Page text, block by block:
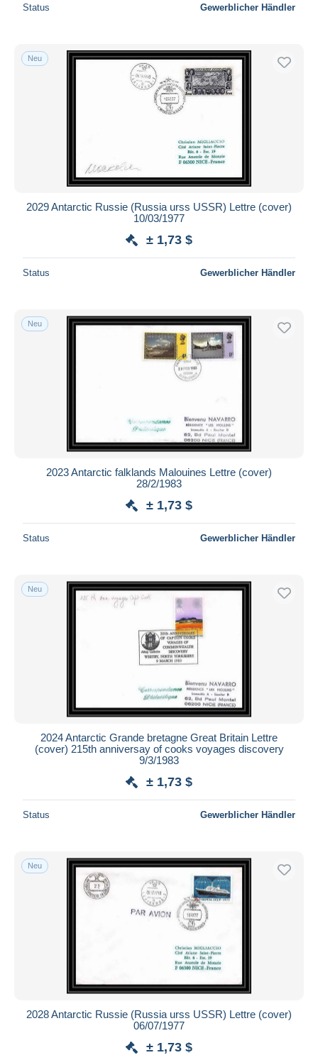
Status Gewerblicher Händler
Neu
2029 Antarctic Russie (Russia urss USSR) Lettre (cover)
10/03/1977
± 1,73 $
Status Gewerblicher Händler
Neu
2023 Antarctic falklands Malouines Lettre (cover)
28/2/1983
± 1,73 $
Status Gewerblicher Händler
Neu
2024 Antarctic Grande bretagne Great Britain Lettre
(cover) 215th anniversay of cooks voyages discovery
9/3/1983
± 1,73 $
Status Gewerblicher Händler
Neu
2028 Antarctic Russie (Russia urss USSR) Lettre (cover)
06/07/1977
± 1,73 $